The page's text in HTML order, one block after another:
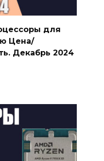
для
Цена/
Декабрь 2024